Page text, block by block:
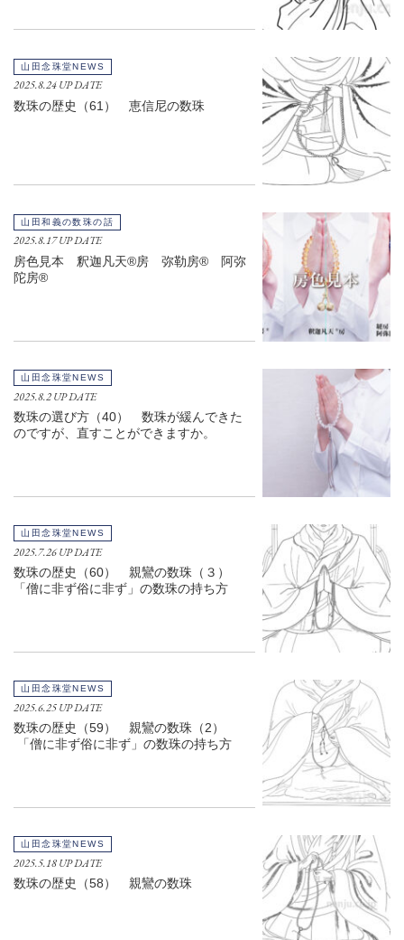
山田念珠堂NEWS
2025.8.24 UP DATE
数珠の歴史（61） 恵信尼の数珠
山田和義の数珠の話
2025.8.17 UP DATE
房色見本 釈迦凡天®房 弥勒房® 阿弥
陀房®
山田念珠堂NEWS
2025.8.2 UP DATE
数珠の選び方（40） 数珠が緩んできた
のですが、直すことができますか。
山田念珠堂NEWS
2025.7.26 UP DATE
数珠の歴史（60） 親鸞の数珠（３）
「僧に非ず俗に非ず」の数珠の持ち方
山田念珠堂NEWS
2025.6.25 UP DATE
数珠の歴史（59） 親鸞の数珠（2）
「僧に非ず俗に非ず」の数珠の持ち方
山田念珠堂NEWS
2025.5.18 UP DATE
数珠の歴史（58） 親鸞の数珠